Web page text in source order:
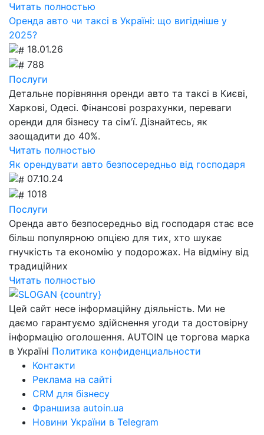
Читать полностью
Оренда авто чи таксі в Україні: що вигідніше у
2025?
18.01.26
788
Послуги
Детальне порівняння оренди авто та таксі в Києві,
Харкові, Одесі. Фінансові розрахунки, переваги
оренди для бізнесу та сім'ї. Дізнайтесь, як
заощадити до 40%.
Читать полностью
Як орендувати авто безпосередньо від господаря
07.10.24
1018
Послуги
Оренда авто безпосередньо від господаря стає все
більш популярною опцією для тих, хто шукає
гнучкість та економію у подорожах. На відміну від
традиційних
Читать полностью
Цей сайт несе інформаційну діяльність. Ми не
даємо гарантуємо здійснення угоди та достовірну
інформацію оголошення. AUTOIN це торгова марка
в Україні Политика конфиденциальности
Контакти
Реклама на сайті
CRM для бізнесу
Франшиза autoin.ua
Новини України в Telegram